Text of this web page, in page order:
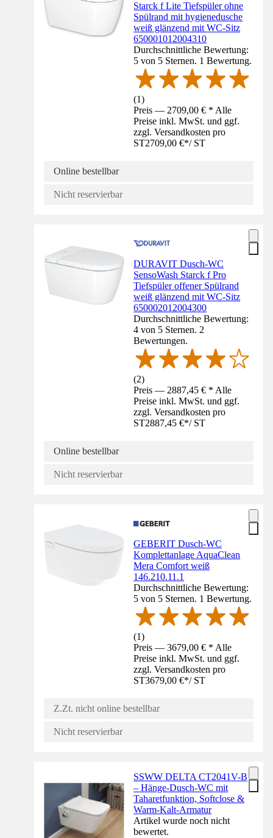
Starck f Lite Tiefspüler ohne
Spülrand mit hygienedusche
weiß glänzend mit WC-Sitz
650001012004310
Durchschnittliche Bewertung:
5 von 5 Sternen. 1 Bewertung.
(1)
Preis — 2709,00 € * Alle
Preise inkl. MwSt. und ggf.
zzgl. Versandkosten pro
ST2709,00 €*/ ST
Online bestellbar
Nicht reservierbar
DURAVIT Dusch-WC
SensoWash Starck f Pro
Tiefspüler offener Spülrand
weiß glänzend mit WC-Sitz
650002012004300
Durchschnittliche Bewertung:
4 von 5 Sternen. 2
Bewertungen.
(2)
Preis — 2887,45 € * Alle
Preise inkl. MwSt. und ggf.
zzgl. Versandkosten pro
ST2887,45 €*/ ST
Online bestellbar
Nicht reservierbar
GEBERIT Dusch-WC
Komplettanlage AquaClean
Mera Comfort weiß
146.210.11.1
Durchschnittliche Bewertung:
5 von 5 Sternen. 1 Bewertung.
(1)
Preis — 3679,00 € * Alle
Preise inkl. MwSt. und ggf.
zzgl. Versandkosten pro
ST3679,00 €*/ ST
Z.Zt. nicht online bestellbar
Nicht reservierbar
SSWW DELTA CT2041V-B
– Hänge-Dusch-WC mit
Taharetfunktion, Softclose &
Warm-Kalt-Armatur
Artikel wurde noch nicht
bewertet.